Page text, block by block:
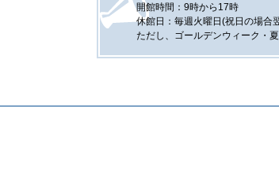
開館時間：9時から17時
休館日：毎週火曜日(祝日の場合
ただし、ゴールデンウィーク・